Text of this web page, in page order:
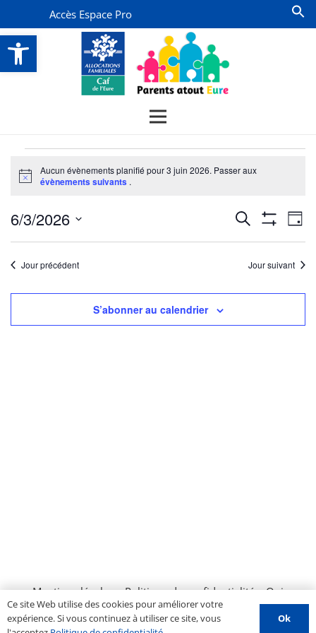
Ouvrir la barre d’outils
Accès Espace Pro
for
juin
Notice
Aucun évènements planifié pour 3 juin 2026. Passer aux
évènements suivants .
Recherche
et
Recherche
Les
de
Jour
6/3/2026
Sélectionnez
date.
Jour précédent Jour suivant
S’abonner au calendrier
Mentions légales–Politique de confidentialité–Qui
sommes nous ?–Contactez-nous –Espace PROS
Soumettre un évènement
Ce site Web utilise des cookies pour améliorer votre
expérience. Si vous continuez à utiliser ce site, vous
Ok